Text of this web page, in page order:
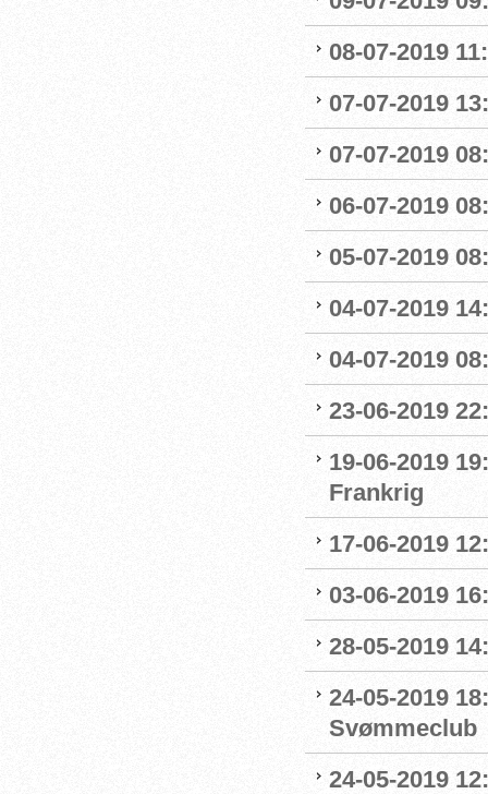
08-07-2019
07-07-2019
07-07-2019
06-07-2019
05-07-2019
04-07-2019
04-07-2019
23-06-2019
19-06-2019
Frankrig
17-06-2019
03-06-2019
28-05-2019
24-05-2019
Svømmeclub
24-05-2019